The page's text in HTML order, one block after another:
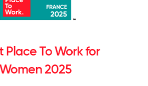
Place To Work for
2025